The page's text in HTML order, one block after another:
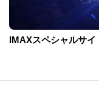
IMAXスペシャルサイ